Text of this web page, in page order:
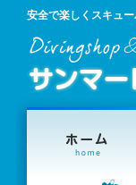
安全で楽しくスキュ